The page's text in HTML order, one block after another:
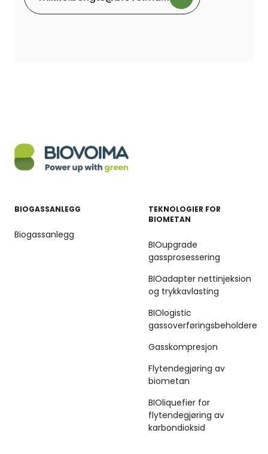
BIOGASSANLEGG
Biogassanlegg
TEKNOLOGIER FOR
BIOMETAN
BIOupgrade
gassprosessering
BIOadapter nettinjeksion
og trykkavlasting
BIOlogistic
gassoverføringsbeholdere
Gasskompresjon
Flytendegjøring av
biometan
BIOliquefier for
flytendegjøring av
karbondioksid